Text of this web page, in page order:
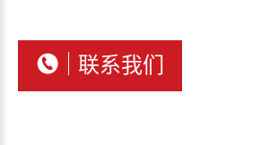
联系我们